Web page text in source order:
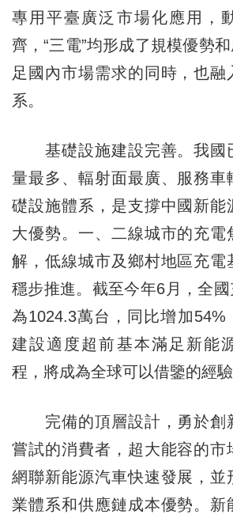
專用平臺廣泛市場化應用，
齊，“三電”均形成了規模優勢
足國內市場需求的同時，也融
系。
基礎設施建設完善。我國
量最多、輻射面最廣、服務車
礎設施體系，是支撐中國新能
大優勢。一、二線城市的充電
解，低線城市及鄉村地區充電
穩步推進。截至今年6月，全
為1024.3萬台，同比增加54%
建設適度超前基本滿足新能
程，將成為全球可以借鑒的經驗
完備的頂層設計，勇於創
嘗試的消費者，超大能容的市
網聯新能源汽車快速發展，並
業體系和供應鏈成本優勢。新